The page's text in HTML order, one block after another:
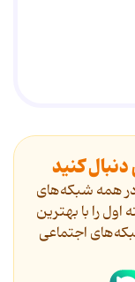
کنید
همه شبکه‌های
را با بهترین
اجتماعی